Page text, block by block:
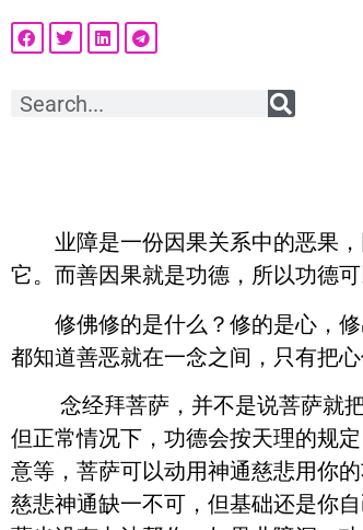
业障是一份因果关系中的恶果，
它。而善因果就是功德，所以功德
修佛修的是什么？修的是心，修
都知道善恶就在一念之间，只有把
念经拜菩萨，并不是说菩萨就
但正常情况下，功德会按天理的规
意等，菩萨可以动用神通慈悲用你
慈悲神通缺一不可，但基础还是你